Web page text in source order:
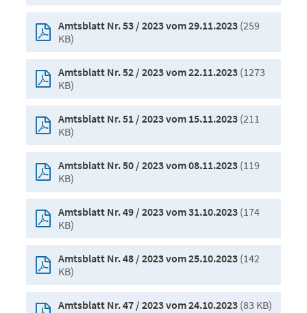
Amtsblatt Nr. 53 / 2023 vom 29.11.2023(259
KB)
Amtsblatt Nr. 52 / 2023 vom 22.11.2023(1273
KB)
Amtsblatt Nr. 51 / 2023 vom 15.11.2023(211
KB)
Amtsblatt Nr. 50 / 2023 vom 08.11.2023(119
KB)
Amtsblatt Nr. 49 / 2023 vom 31.10.2023(174
KB)
Amtsblatt Nr. 48 / 2023 vom 25.10.2023(142
KB)
Amtsblatt Nr. 47 / 2023 vom 24.10.2023(83 KB)